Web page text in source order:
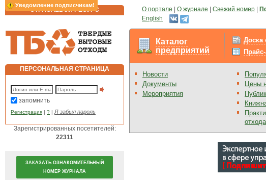
Уведомление подписчикам!
ОТРАСЛЕВОЙ РЕСУРС О портале О журнале Свежий номер
English
ПЕРСОНАЛЬНАЯ СТРАНИЦА
запомнить
Регистрация | ? | Я забыл пароль
Зарегистрированных посетителей:
22311
ЗАКАЗАТЬ ОЗНАКОМИТЕЛЬНЫЙ
НОМЕР ЖУРНАЛА
Каталог
предприятий
Доска
Новости
Документы
Мероприятия
Цены